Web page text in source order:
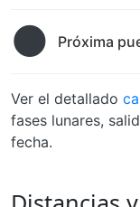
🌑 Próxima
Ver el detallado
fases lunares,
fecha.